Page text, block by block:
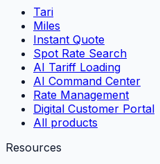
Tari
Miles
Instant Quote
Spot Rate Search
AI Tariff Loading
AI Command Center
Rate Management
Digital Customer Portal
All products
Resources